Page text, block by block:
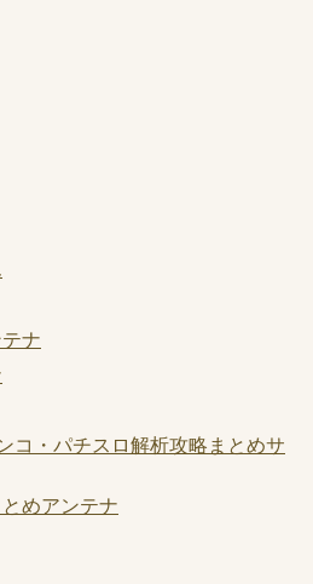
ナ
コ・パチスロ解析攻略まとめサ
めアンテナ